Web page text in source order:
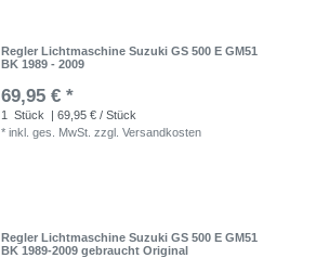
Regler Lichtmaschine Suzuki GS 500 E GM51
BK 1989 - 2009
69,95 € *
1 Stück
| 69,95 € / Stück
*inkl. ges. MwSt. zzgl.Versandkosten
Regler Lichtmaschine Suzuki GS 500 E GM51
BK 1989-2009 gebraucht Original